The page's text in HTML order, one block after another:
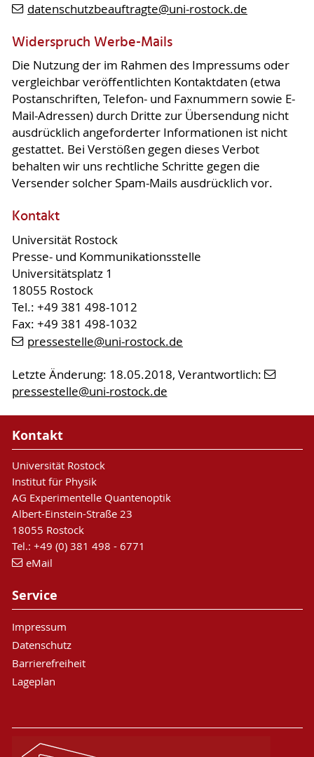
datenschutzbeauftragte@uni-rostock.de
Widerspruch Werbe-Mails
Die Nutzung der im Rahmen des Impressums oder
vergleichbar veröffentlichten Kontaktdaten (etwa
Postanschriften, Telefon- und Faxnummern sowie E-
Mail-Adressen) durch Dritte zur Übersendung nicht
ausdrücklich angeforderter Informationen ist nicht
gestattet. Bei Verstößen gegen dieses Verbot
behalten wir uns rechtliche Schritte gegen die
Versender solcher Spam-Mails ausdrücklich vor.
Kontakt
Universität Rostock
Presse- und Kommunikationsstelle
Universitätsplatz 1
18055 Rostock
Tel.: +49 381 498-1012
Fax: +49 381 498-1032
pressestelle@uni-rostock.de
Letzte Änderung: 18.05.2018, Verantwortlich:
pressestelle@uni-rostock.de
Kontakt
Universität Rostock
Institut für Physik
AG Experimentelle Quantenoptik
Albert-Einstein-Straße 23
18055 Rostock
Tel.: +49 (0) 381 498 - 6771
eMail
Service
Impressum
Datenschutz
Barrierefreiheit
Lageplan